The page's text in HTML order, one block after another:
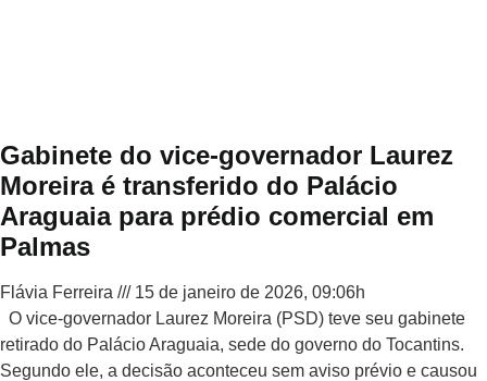
Gabinete do vice-governador Laurez
Moreira é transferido do Palácio
Araguaia para prédio comercial em
Palmas
Flávia Ferreira
15 de janeiro de 2026, 09:06h
O vice-governador Laurez Moreira (PSD) teve seu gabinete
retirado do Palácio Araguaia, sede do governo do Tocantins.
Segundo ele, a decisão aconteceu sem aviso prévio e causou